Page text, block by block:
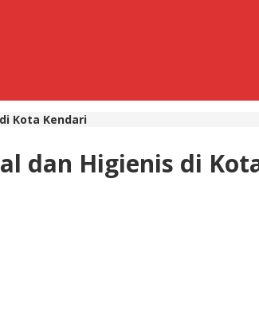
Kota Kendari
dan Higienis di